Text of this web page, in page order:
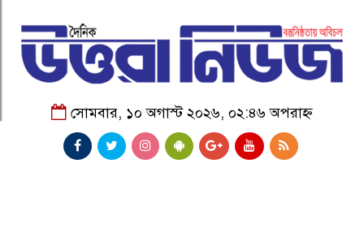
সোমবার, ১০ অগাস্ট ২০২৬, ০২:৪৬ অপরাহ্ন